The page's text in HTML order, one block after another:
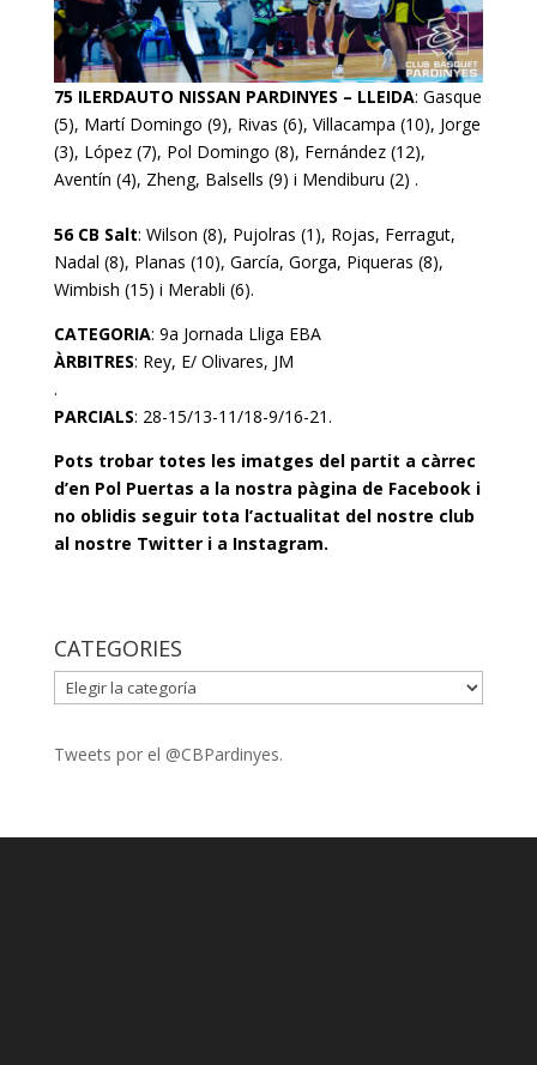
75 ILERDAUTO NISSAN PARDINYES – LLEIDA: Gasque
(5), Martí Domingo (9), Rivas (6), Villacampa (10), Jorge
(3), López (7), Pol Domingo (8), Fernández (12),
Aventín (4), Zheng, Balsells (9) i Mendiburu (2) .
56 CB Salt: Wilson (8), Pujolras (1), Rojas, Ferragut,
Nadal (8), Planas (10), García, Gorga, Piqueras (8),
Wimbish (15) i Merabli (6).
CATEGORIA: 9a Jornada Lliga EBA
ÀRBITRES: Rey, E/ Olivares, JM
.
PARCIALS: 28-15/13-11/18-9/16-21.
Pots trobar totes les imatges del partit a càrrec
d’en Pol Puertas a la nostra pàgina de Facebooki
no oblidis seguir tota l’actualitat del nostre club
al nostre Twitteri a Instagram.
CATEGORIES
CATEGORIES
Tweets por el @CBPardinyes.